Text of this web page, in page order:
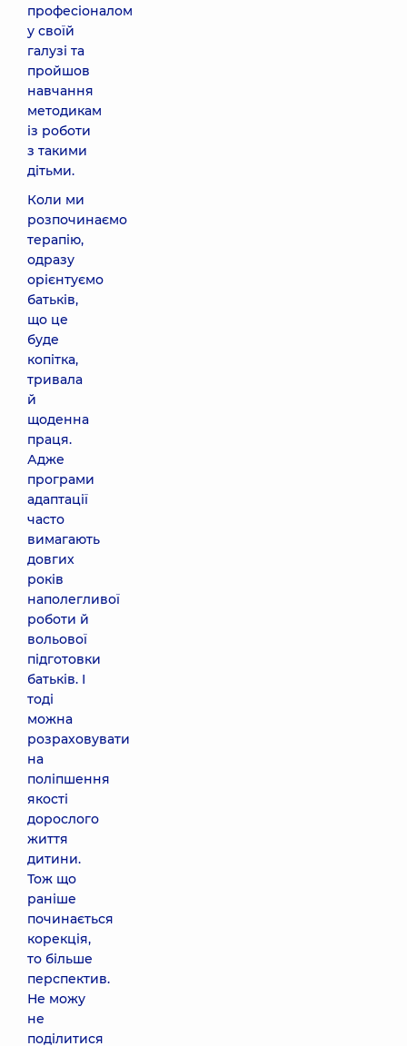
професіоналом
у своїй
галузі та
пройшов
навчання
методикам
із роботи
з такими
дітьми.
Коли ми
розпочинаємо
терапію,
одразу
орієнтуємо
батьків,
що це
буде
копітка,
тривала
й
щоденна
праця.
Адже
програми
адаптації
часто
вимагають
довгих
років
наполегливої
роботи й
вольової
підготовки
батьків. І
тоді
можна
розраховувати
на
поліпшення
якості
дорослого
життя
дитини.
Тож що
раніше
починається
корекція,
то більше
перспектив.
Не можу
не
поділитися